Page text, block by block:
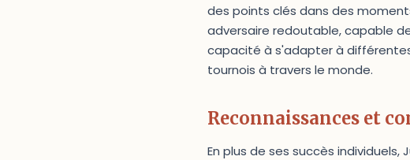
des points clés dans des
adversaire redoutable, capable
capacité à s'adapter à
tournois à travers le monde.
Reconnaissances et
En plus de ses succès individuels,